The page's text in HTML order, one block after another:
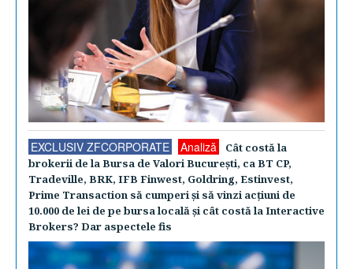
EXCLUSIV ZFCORPORATE Analiză
Cât costă la
brokerii de la Bursa de Valori Bucureşti, ca BT CP,
Tradeville, BRK, IFB Finwest, Goldring, Estinvest,
Prime Transaction să cumperi şi să vinzi acţiuni de
10.000 de lei de pe bursa locală şi cât costă la Interactive
Brokers? Dar aspectele fis